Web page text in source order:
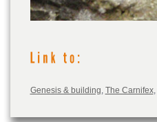
Genesis & building The Carnifex,